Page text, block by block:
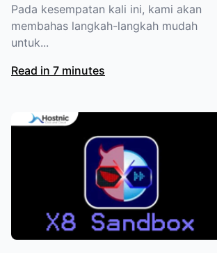
Pada kesempatan kali ini, kami akan
membahas langkah-langkah mudah
untuk...
Read in 7 minutes